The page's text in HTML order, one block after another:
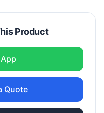
Product
Quote